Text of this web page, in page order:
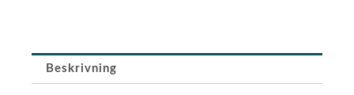
Beskrivning